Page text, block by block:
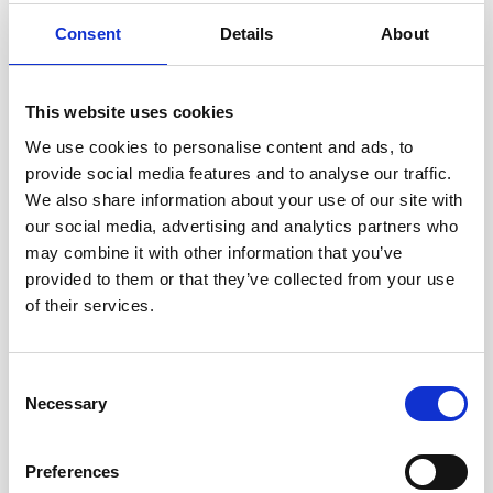
Consent Details About
This website uses cookies
We use cookies to personalise content and ads, to
provide social media features and to analyse our traffic.
We also share information about your use of our site with
our social media, advertising and analytics partners who
may combine it with other information that you’ve
provided to them or that they’ve collected from your use
of their services.
Selection
Necessary
Preferences